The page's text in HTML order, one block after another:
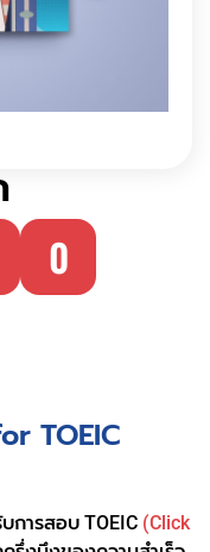
0
TOEIC
การสอบ TOEIC (Click